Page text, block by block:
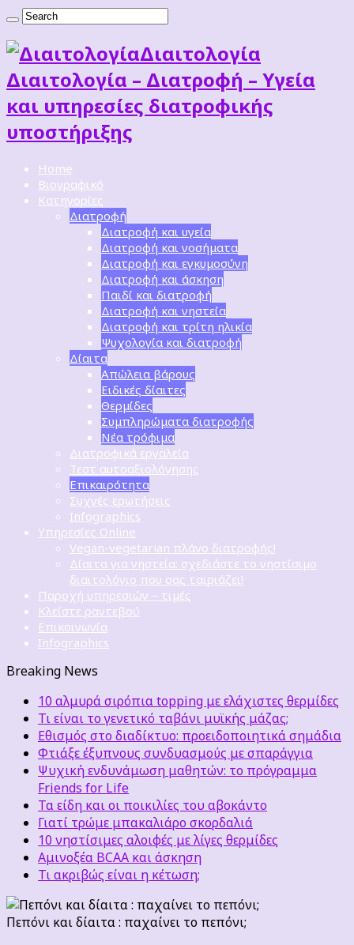
Διαιτoλογία
Διαιτολογία – Διατροφή – Υγεία
και υπηρεσίες διατροφικής
υποστήριξης
Home
Βιογραφικό
Κατηγορίες
Διατροφή
Διατροφή και υγεία
Διατροφή και νοσήματα
Διατροφή και εγκυμοσύνη
Διατροφή και άσκηση
Παιδί και διατροφή
Διατροφή και νηστεία
Διατροφή και τρίτη ηλικία
Ψυχολογία και διατροφή
Δίαιτα
Απώλεια βάρους
Ειδικές δίαιτες
Θερμίδες
Συμπληρώματα διατροφής
Νέα τρόφιμα
Διατροφικά εργαλεία
Τεστ αυτοαξιολόγησης
Επικαιρότητα
Συχνές ερωτήσεις
Infographics
Υπηρεσίες Online
Vegan-vegetarian πλάνο διατροφής!
Δίαιτα για νηστεία: σχεδιάστε το νηστίσιμο
διαιτολόγιο που σας ταιριάζει!
Παροχή υπηρεσιών – τιμές
Κλείστε ραντεβού
Επικοινωνία
Infographics
Breaking News
10 αλμυρά σιρόπια topping με ελάχιστες θερμίδες
Τι είναι το γενετικό ταβάνι μυϊκής μάζας;
Εθισμός στο διαδίκτυο: προειδοποιητικά σημάδια
Φτιάξε έξυπνους συνδυασμούς με σπαράγγια
Ψυχική ενδυνάμωση μαθητών: το πρόγραμμα
Friends for Life
Τα είδη και οι ποικιλίες του αβοκάντο
Γιατί τρώμε μπακαλιάρο σκορδαλιά
10 νηστίσιμες αλοιφές με λίγες θερμίδες
Αμινοξέα BCAA και άσκηση
Τι ακριβώς είναι η κέτωση;
Πεπόνι και δίαιτα : παχαίνει το πεπόνι;